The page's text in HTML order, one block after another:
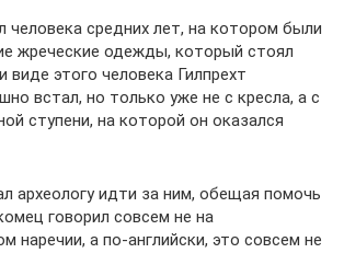
человека средних лет, на котором были
жреческие одежды, который стоял
этого человека Гилпрехт
встал, но только уже не с кресла, а с
ступени, на которой он оказался
археологу идти за ним, обещая помочь
говорил совсем не на
наречии, а по-английски, это совсем не